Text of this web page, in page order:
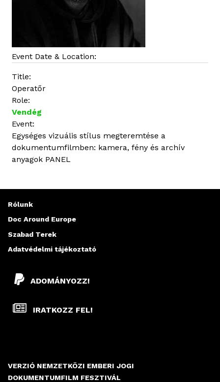
Event Date & Location:
Title:
Operatőr
Role:
Vendég
Event:
Egységes vizuális stílus megteremtése a
dokumentumfilmben: kamera, fény és archív
anyagok PANEL
VERZIÓ NEMZETKÖZI EMBERI JOGI
DOKUMENTUMFILM FESZTIVÁL
ADOMÁNYOZZ!
IRATKOZZ FEL!
Rólunk
Doc Around Europe
Szabad Terek
Adatvédelmi tájékoztató